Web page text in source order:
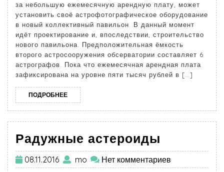
за небольшую ежемесячную арендную плату, может
установить своё астрофотографическое оборудование
в новый коллективный павильон. В данный момент
идёт проектирование и, впоследствии, строительство
нового павильона. Предположительная ёмкость
второго астросооружения обсерватории составляет 6
астрографов. Пока что ежемесячная арендная плата
зафиксирована на уровне пяти тысяч рублей в […]
ПОДРОБНЕЕ
Радужные астероиды
08.11.2016 mo Нет комментариев